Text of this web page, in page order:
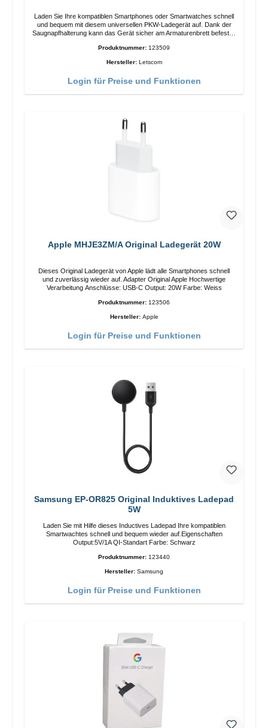
Laden Sie Ihre kompatiblen Smartphones oder Smartwatches schnell
und bequem mit diesem universellen PKW-Ladegerät auf. Dank der
Saugnapfhalterung kann das Gerät sicher am Armaturenbrett befestigt
Produktnummer: 123509
Hersteller: Letscom
Login für Preise und Funktionen
Apple MHJE3ZM/A Original Ladegerät 20W
Dieses Original Ladegerät von Apple lädt alle Smartphones schnell
und zuverlässig wieder auf. Adapter Original Apple Hochwertige
Verarbeitung Anschlüsse: USB-C Output: 20W Farbe: Weiss
Produktnummer: 123506
Hersteller: Apple
Login für Preise und Funktionen
Samsung EP-OR825 Original Induktives Ladepad
5W
Laden Sie mit Hilfe dieses Inductives Ladepad Ihre kompatiblen
Smartwachtes schnell und bequem wieder auf.Eigenschaften
Output:5V/1A QI-Standart Farbe: Schwarz
Produktnummer: 123440
Hersteller: Samsung
Login für Preise und Funktionen